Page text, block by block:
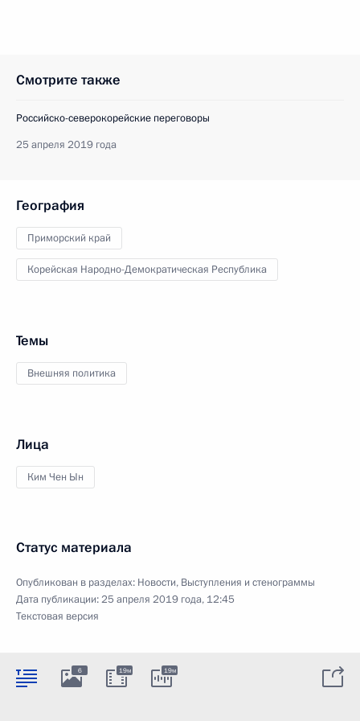
Смотрите также
Российско-северокорейские переговоры
25 апреля 2019 года
География
Приморский край
Корейская Народно-Демократическая Республика
Темы
Внешняя политика
Лица
Ким Чен Ын
Статус материала
Опубликован в разделах: Новости, Выступления и стенограммы
Дата публикации:25 апреля 2019 года, 12:45
Текстовая версия
6 19м 19м